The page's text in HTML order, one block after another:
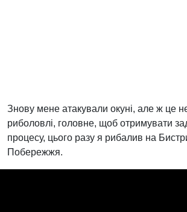
Знову мене атакували окуні, але ж це
риболовлі, головне, щоб отримувати
процесу, цього разу я рибалив на
Побережжя.